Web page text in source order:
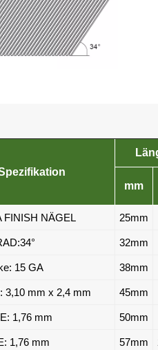
mm
FINISH NÄGEL 25mm
32mm
15 GA 38mm
3,10 mm x 2,4 mm 45mm
1,76 mm 50mm
1,76 mm 57mm